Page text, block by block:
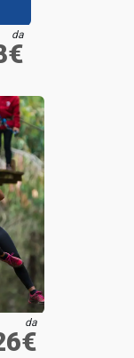
da
da